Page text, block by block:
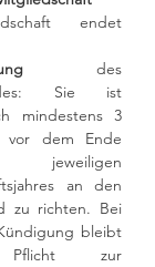
endet
des
Sie ist
mindestens 3
vor dem Ende
an den
zu richten. Bei
bleibt
zur